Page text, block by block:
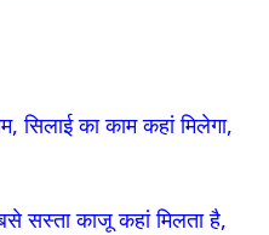
सिलाई का काम कहां मिलेगा,
सस्ता काजू कहां मिलता है,